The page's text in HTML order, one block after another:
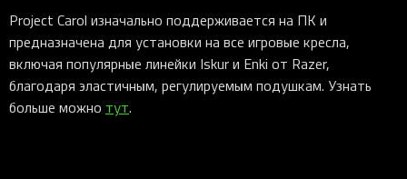
Project Carol изначально поддерживается на ПК и
предназначена для установки на все игровые кресла,
включая популярные линейки Iskur и Enki от Razer,
благодаря эластичным, регулируемым подушкам. Узнать
больше можно тут.